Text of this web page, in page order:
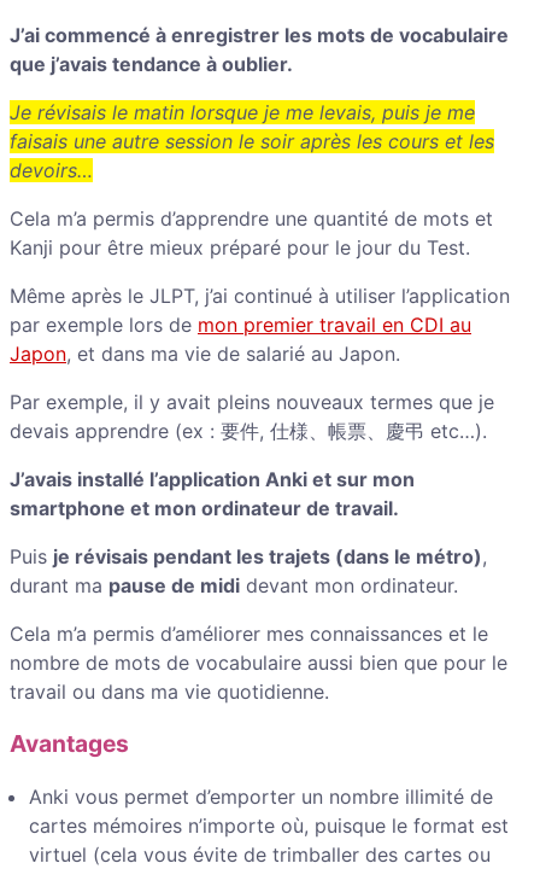
J’ai commencé à enregistrer les mots de vocabulaire
que j’avais tendance à oublier.
Je révisais le matin lorsque je me levais, puis je me
faisais une autre session le soir après les cours et les
devoirs…
Cela m’a permis d’apprendre une quantité de mots et
Kanji pour être mieux préparé pour le jour du Test.
Même après le JLPT, j’ai continué à utiliser l’application
par exemple lors de mon premier travail en CDI au
Japon, et dans ma vie de salarié au Japon.
Par exemple, il y avait pleins nouveaux termes que je
devais apprendre (ex : 要件, 仕様、帳票、慶弔 etc…).
J’avais installé l’application Anki et sur mon
smartphone et mon ordinateur de travail.
Puis je révisais pendant les trajets (dans le métro),
durant ma pause de midi devant mon ordinateur.
Cela m’a permis d’améliorer mes connaissances et le
nombre de mots de vocabulaire aussi bien que pour le
travail ou dans ma vie quotidienne.
Avantages
Anki vous permet d’emporter un nombre illimité de
cartes mémoires n’importe où, puisque le format est
virtuel (cela vous évite de trimballer des cartes ou